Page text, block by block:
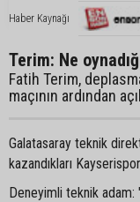
Haber Kaynağı
Terim: Ne
Fatih Terim,
maçının ardından
Galatasaray teknik
kazandıkları
Deneyimli teknik adam: